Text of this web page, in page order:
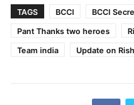
TAGS BCCI BCCI
Pant Thanks two heroes
Team india
Update on